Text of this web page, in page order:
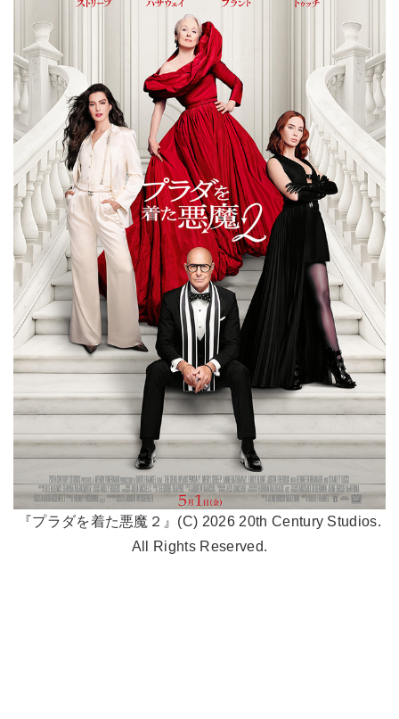
『プラダを着た悪魔２』(C) 2026 20th Century Studios.
All Rights Reserved.